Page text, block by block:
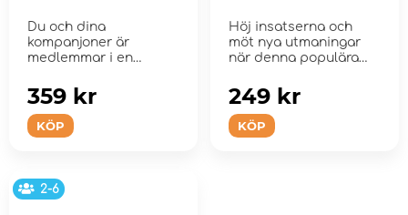
Du och dina
kompanjoner är
medlemmar i en
KÖP
359 kr
Höj insatserna och
möt nya utmaningar
när denna populära
KÖP
249 kr
2-6